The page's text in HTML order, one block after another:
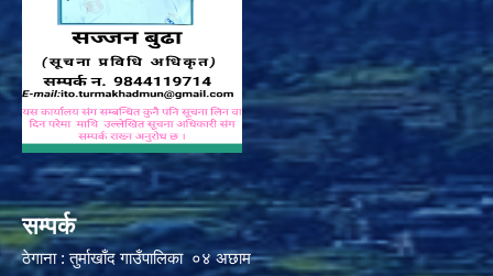
सम्पर्क
ठेगाना : तुर्माखाँद गाउँपालिका ०४ अछाम